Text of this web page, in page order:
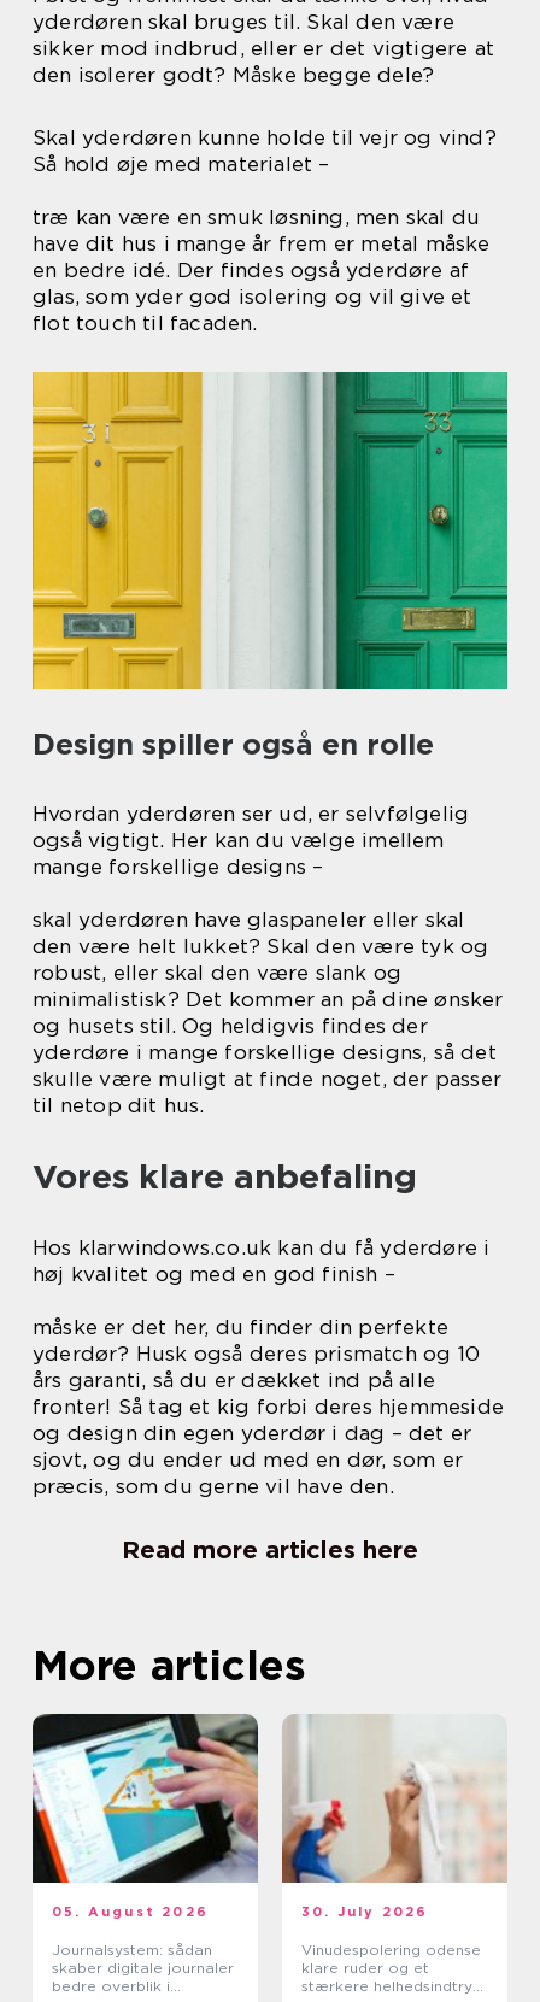
yderdøren skal bruges til. Skal den være
sikker mod indbrud, eller er det vigtigere at
den isolerer godt? Måske begge dele?
Skal yderdøren kunne holde til vejr og vind?
Så hold øje med materialet –
træ kan være en smuk løsning, men skal du
have dit hus i mange år frem er metal måske
en bedre idé. Der findes også yderdøre af
glas, som yder god isolering og vil give et
flot touch til facaden.
Design spiller også en rolle
Hvordan yderdøren ser ud, er selvfølgelig
også vigtigt. Her kan du vælge imellem
mange forskellige designs –
skal yderdøren have glaspaneler eller skal
den være helt lukket? Skal den være tyk og
robust, eller skal den være slank og
minimalistisk? Det kommer an på dine ønsker
og husets stil. Og heldigvis findes der
yderdøre i mange forskellige designs, så det
skulle være muligt at finde noget, der passer
til netop dit hus.
Vores klare anbefaling
Hos klarwindows.co.uk kan du få yderdøre i
høj kvalitet og med en god finish –
måske er det her, du finder din perfekte
yderdør? Husk også deres prismatch og 10
års garanti, så du er dækket ind på alle
fronter! Så tag et kig forbi deres hjemmeside
og design din egen yderdør i dag – det er
sjovt, og du ender ud med en dør, som er
præcis, som du gerne vil have den.
Read more articles here
More articles
05. August 2026
Journalsystem: sådan
skaber digitale journaler
bedre overblik i
30. July 2026
Vinudespolering odense
klare ruder og et
stærkere helhedsindtryk